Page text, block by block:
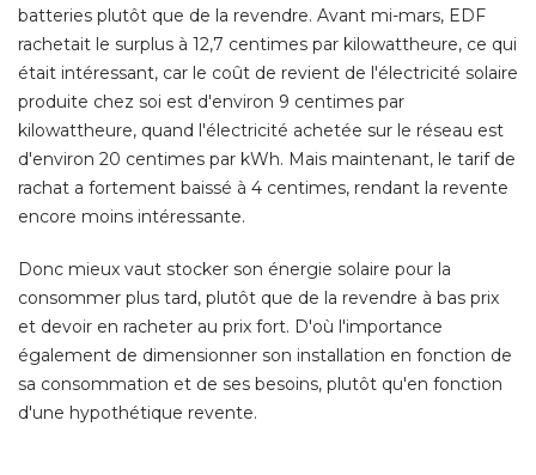
batteries plutôt que de la revendre. Avant mi-mars, EDF
rachetait le surplus à 12,7 centimes par kilowattheure, ce qui
était intéressant, car le coût de revient de l'électricité solaire
produite chez soi est d'environ 9 centimes par
kilowattheure, quand l'électricité achetée sur le réseau est
d'environ 20 centimes par kWh. Mais maintenant, le tarif de
rachat a fortement baissé à 4 centimes, rendant la revente
encore moins intéressante.
Donc mieux vaut stocker son énergie solaire pour la
consommer plus tard, plutôt que de la revendre à bas prix
et devoir en racheter au prix fort. D'où l'importance
également de dimensionner son installation en fonction de
sa consommation et de ses besoins, plutôt qu'en fonction
d'une hypothétique revente.